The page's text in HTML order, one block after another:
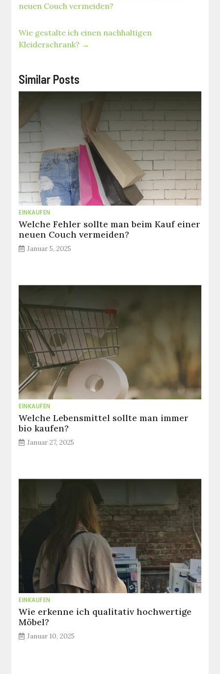
neuen Couch vermeiden?
Wie gestalte ich einen nachhaltigen
Kleiderschrank? →
Similar Posts
EINKAUFEN
Welche Fehler sollte man beim Kauf einer
neuen Couch vermeiden?
Januar 5, 2025
EINKAUFEN
Welche Lebensmittel sollte man immer
bio kaufen?
Januar 27, 2025
EINKAUFEN
Wie erkenne ich qualitativ hochwertige
Möbel?
Januar 10, 2025